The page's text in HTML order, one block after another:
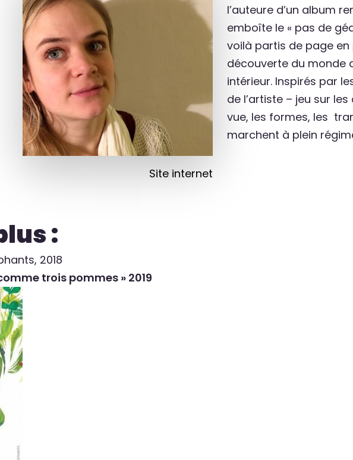
Site internet
l’auteure d’un album
emboîte le « pas de
voilà partis de page
découverte du monde
intérieur. Inspirés par
de l’artiste – jeu sur
vue, les formes, les
marchent à plein
:
2018
trois pommes » 2019